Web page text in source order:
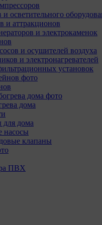
осветительного
и аттракционов
и электрокаменок
и осушителей воздуха
и электронагревателей
установок
дома
для дома
насосы
клапаны
ПВХ